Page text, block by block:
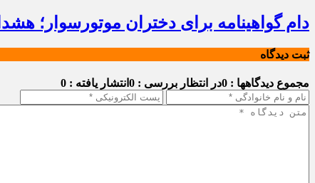
دام گواهینامه برای دختران موتورسوار؛
ثبت دیدگاه
مجموع دیدگاهها : 0 در انتظار بررسی : 0 انتشار یافته : 0